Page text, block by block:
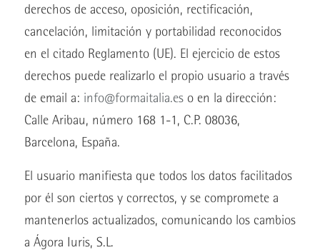
derechos de acceso, oposición, rectificación,
cancelación, limitación y portabilidad reconocidos
en el citado Reglamento (UE). El ejercicio de estos
derechos puede realizarlo el propio usuario a través
de email a: info@formaitalia.eso en la dirección:
Calle Aribau, número 168 1-1, C.P. 08036,
Barcelona, España.
El usuario manifiesta que todos los datos facilitados
por él son ciertos y correctos, y se compromete a
mantenerlos actualizados, comunicando los cambios
a Ágora Iuris, S.L.